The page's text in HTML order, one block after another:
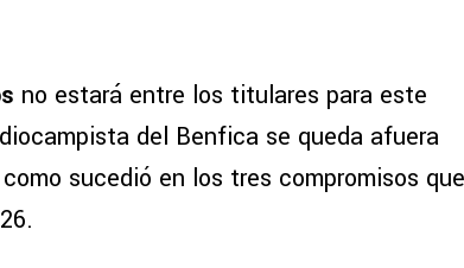
no estará entre los titulares para este
del Benfica se queda afuera
sucedió en los tres compromisos que